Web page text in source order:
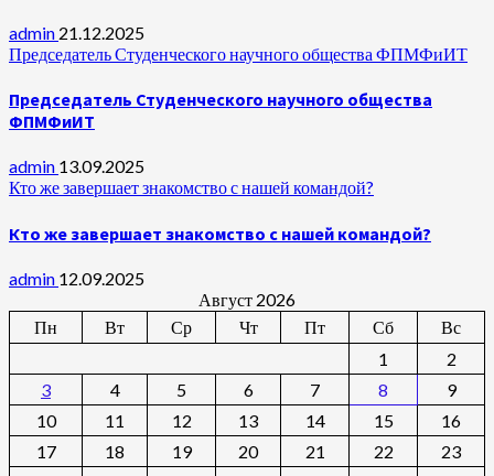
admin 21.12.2025
Председатель Студенческого научного общества ФПМФиИТ
Председатель Студенческого научного общества
ФПМФиИТ
admin 13.09.2025
Кто же завершает знакомство с нашей командой?
Кто же завершает знакомство с нашей командой?
admin 12.09.2025
Август 2026
Пн
Вт Ср Чт Пт Сб
Вс
1
2
3
4 5 6 7 8
9
10
11 12 13 14 15
16
17
18 19 20 21 22
23